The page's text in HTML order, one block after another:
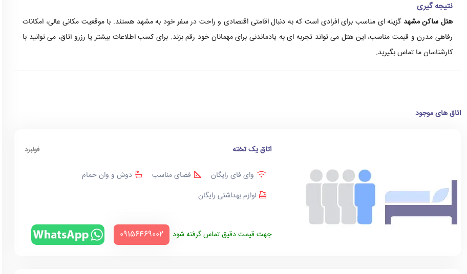
نتیجه گیری
هتل ساکن مشهد گزینه ای مناسب برای افرادی است که به دنبال اقامتی اقتصادی و راحت در سفر خود به مشهد هستند. با موقعیت مکانی عالی، امکانات
رفاهی مدرن و قیمت مناسب، این هتل می تواند تجربه ای به یادماندنی برای مهمانان خود رقم بزند. برای کسب اطلاعات بیشتر یا رزرو اتاق، می توانید با
کارشناسان ما تماس بگیرید.
اتاق های موجود
اتاق یک تخته فولبرد
وای فای رایگان فضای مناسب
دوش و وان حمام
لوازم بهداشتی رایگان
جهت قیمت دقیق تماس گرفته شود ‪09156469002‬